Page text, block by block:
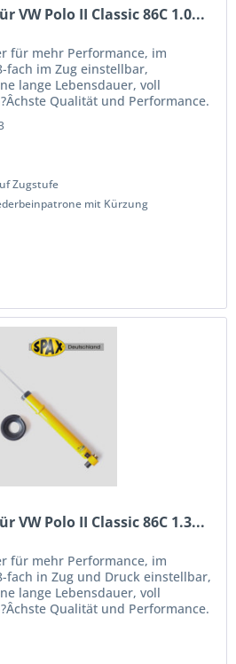
VW Polo II Classic 86C 1.0...
für mehr Performance, im
fach im Zug einstellbar,
lange Lebensdauer, voll
Qualität und Performance.
Zugstufe
mit Kürzung
VW Polo II Classic 86C 1.3...
für mehr Performance, im
fach in Zug und Druck einstellbar,
lange Lebensdauer, voll
Qualität und Performance.